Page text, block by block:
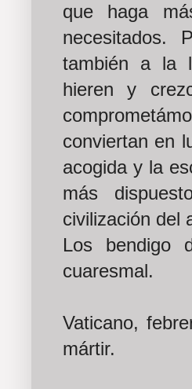
que haga
necesitados.
también a la
hieren y
conviertan en
acogida y la
más
civilización del
Los bendigo
cuaresmal.
Vaticano,
mártir.